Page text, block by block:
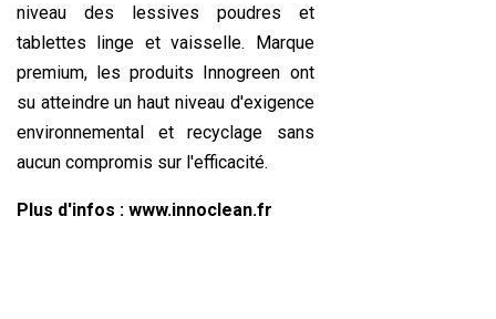
niveau des lessives poudres et
tablettes linge et vaisselle. Marque
premium, les produits Innogreen ont
su atteindre un haut niveau d'exigence
environnemental et recyclage sans
aucun compromis sur l'efficacité.
Plus d'infos : www.innoclean.fr